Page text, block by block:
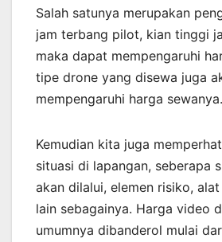
Salah satunya merupakan
jam terbang pilot, kian tinggi
maka dapat mempengaruhi
tipe drone yang disewa juga
mempengaruhi harga sewanya.
Kemudian kita juga
situasi di lapangan, seberapa
akan dilalui, elemen risiko,
lain sebagainya. Harga video
umumnya dibanderol mulai